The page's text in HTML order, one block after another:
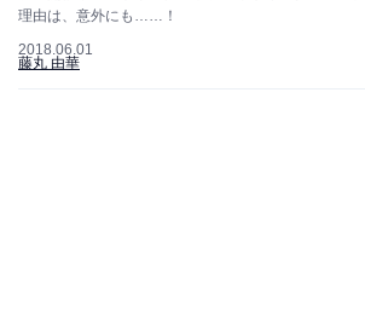
理由は、意外にも……！
2018.06.01
藤丸 由華